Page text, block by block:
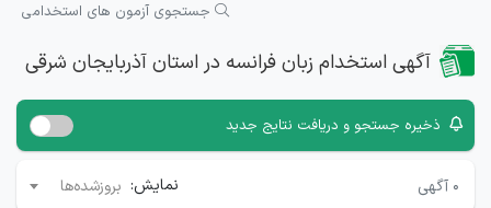
جستجوی آزمون های استخدامی
آگهی استخدام زبان فرانسه در استان آذربایجان شرقی
ذخیره جستجو و دریافت نتایج جدید
۰ آگهی نمایش: بروزشده‌ها